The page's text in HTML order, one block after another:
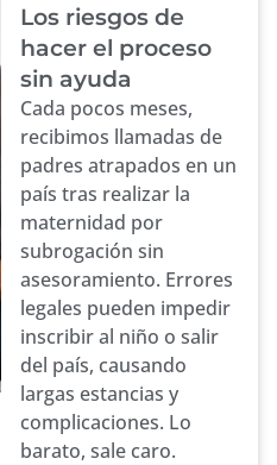
Los riesgos de
hacer el proceso
sin ayuda
Cada pocos meses,
recibimos llamadas de
padres atrapados en un
país tras realizar la
maternidad por
subrogación sin
asesoramiento. Errores
legales pueden impedir
inscribir al niño o salir
del país, causando
largas estancias y
complicaciones. Lo
barato, sale caro.